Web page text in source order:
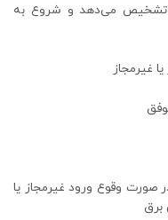
تشخیص می‌دهد و شروع به
صورت وقوع ورود غیرمجاز یا
برق